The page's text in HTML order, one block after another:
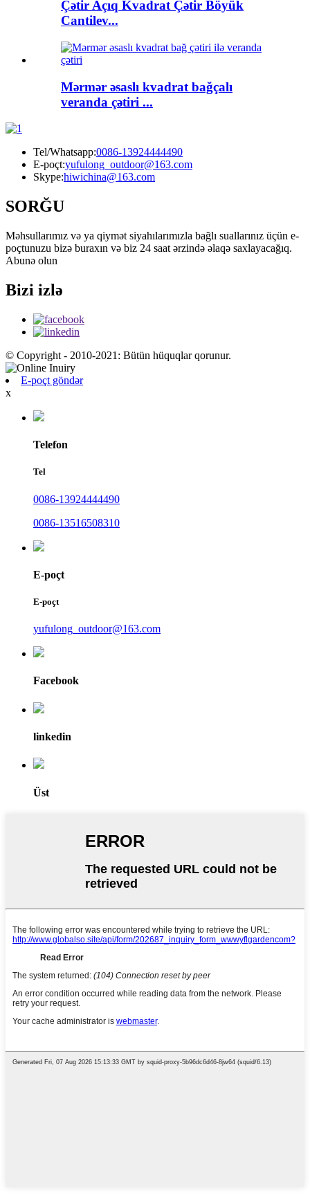
Çətir Açıq Kvadrat Çətir Böyük
Cantilev...
Mərmər əsaslı kvadrat bağçalı
veranda çətiri ...
Tel/Whatsapp:0086-13924444490
E-poçt:yufulong_outdoor@163.com
Skype:hiwichina@163.com
SORĞU
Məhsullarımız və ya qiymət siyahılarımızla bağlı suallarınız üçün e-
poçtunuzu bizə buraxın və biz 24 saat ərzində əlaqə saxlayacağıq.
Abunə olun
Bizi izlə
© Copyright - 2010-2021: Bütün hüquqlar qorunur.
E-poçt göndər
x
Telefon
Tel
0086-13924444490
0086-13516508310
E-poçt
E-poçt
yufulong_outdoor@163.com
Facebook
linkedin
Üst